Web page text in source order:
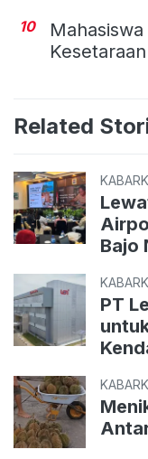
10
Related
Bajo
PT